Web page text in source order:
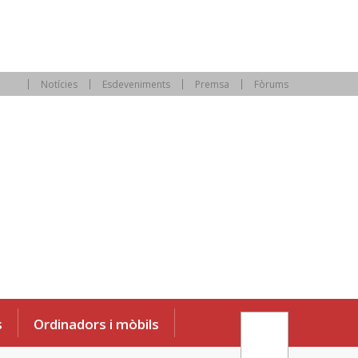
Notícies Esdeveniments Premsa Fòrums
Ordinadors i mòbils